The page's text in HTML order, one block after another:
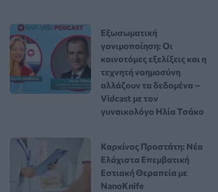
Εξωσωματική
γονιμοποίηση: Οι
καινοτόμες εξελίξεις και η
τεχνητή νοημοσύνη
αλλάζουν τα δεδομένα –
Vidcast με τον
γυναικολόγο Ηλία Τσάκο
Καρκίνος Προστάτη: Νέα
Ελάχιστα Επεμβατική
Εστιακή Θεραπεία με
NanoKnife